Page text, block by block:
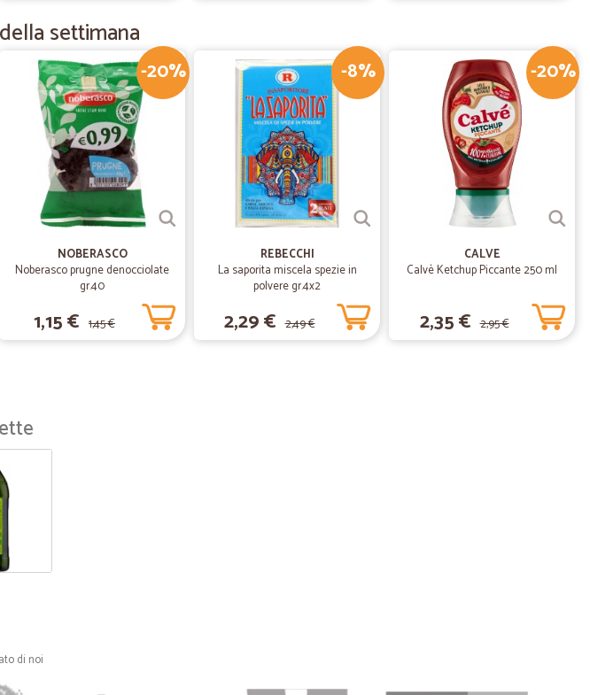
puntualmente. Non si potrebbe fare di più e tornerò ad essere vostro cliente.
06/10/2019
—Stefano M.
Ottimo tutto
Ottimo tutto, specialmente carne e verdura fresca. Bravi, continuate così.
13/07/2019
—Giuseppe C.
Va tutto bene
settimana
-20%
NOBERASCO
Noberasco prugne denocciolate
gr.40
1,15 € 1,45 €
-8%
REBECCHI
La saporita miscela spezie in
polvere gr.4x2
2,29 € 2,49 €
-20%
CALVE
Calvè Ketchup Piccante 250 ml
2,35 € 2,95 €
di noi